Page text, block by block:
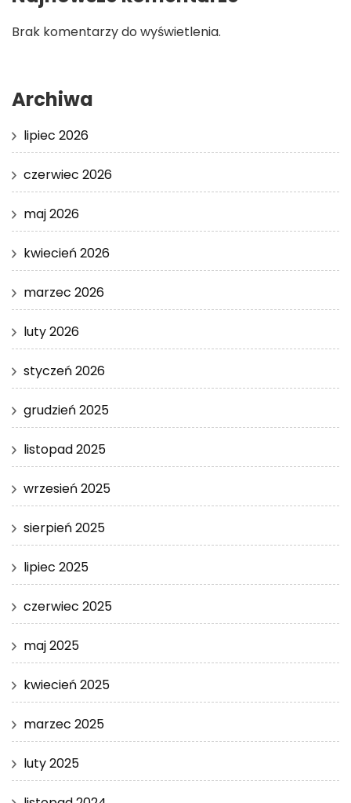
Brak komentarzy do wyświetlenia.
Archiwa
lipiec 2026
czerwiec 2026
maj 2026
kwiecień 2026
marzec 2026
luty 2026
styczeń 2026
grudzień 2025
listopad 2025
wrzesień 2025
sierpień 2025
lipiec 2025
czerwiec 2025
maj 2025
kwiecień 2025
marzec 2025
luty 2025